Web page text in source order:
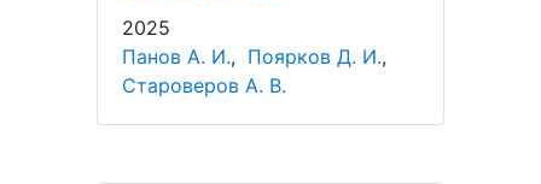
2025
Панов А. И., Поярков Д. И.,
Староверов А. В.